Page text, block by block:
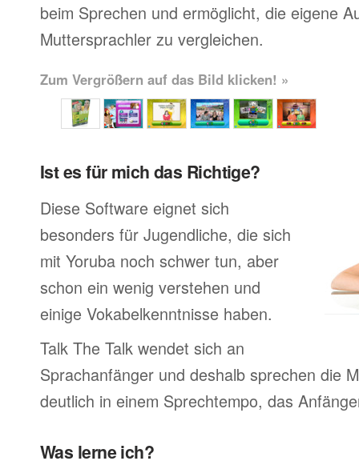
beim Sprechen und ermöglicht, die eigene
Muttersprachler zu vergleichen.
Zum Vergrößern auf das Bild klicken! »
Ist es für mich das Richtige?
Diese Software eignet sich
besonders für Jugendliche, die sich
mit Yoruba noch schwer tun, aber
schon ein wenig verstehen und
einige Vokabelkenntnisse haben.
Talk The Talk wendet sich an
Sprachanfänger und deshalb sprechen die
deutlich in einem Sprechtempo, das
Was lerne ich?